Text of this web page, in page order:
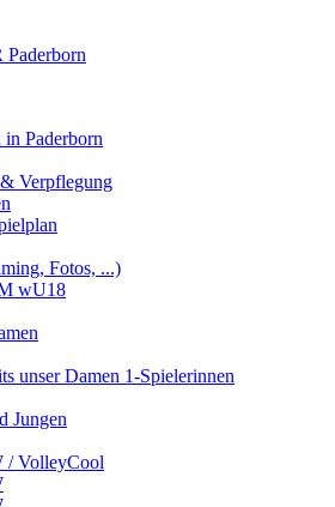
Paderborn
Verpflegung
Fotos, ...)
wU18
unser Damen 1-Spielerinnen
Jungen
/ VolleyCool